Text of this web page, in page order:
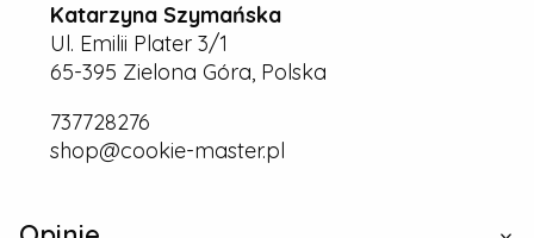
Katarzyna Szymańska
Ul. Emilii Plater 3/1
65-395 Zielona Góra, Polska
737728276
shop@cookie-master.pl